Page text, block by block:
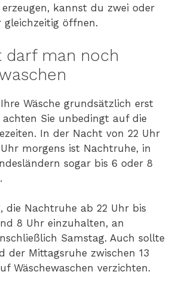
kannst du zwei oder
gleichzeitig öffnen.
darf man noch
Wäsche grundsätzlich erst
achten Sie unbedingt auf die
In der Nacht von 22 Uhr
morgens ist Nachtruhe, in
sogar bis 6 oder 8
die Nachtruhe ab 22 Uhr bis
8 Uhr einzuhalten, an
Samstag. Auch sollte
der Mittagsruhe zwischen 13
Wäschewaschen verzichten.